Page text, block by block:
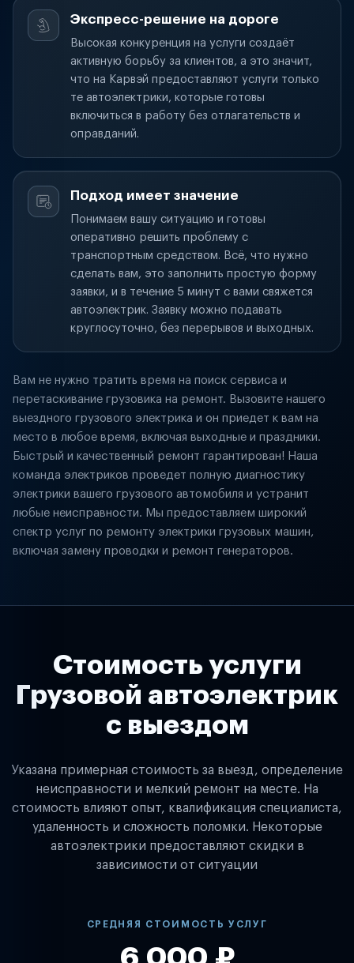
Экспресс-решение на дороге
Высокая конкуренция на услуги создаёт
активную борьбу за клиентов, а это значит,
что на Карвэй предоставляют услуги только
те автоэлектрики, которые готовы
включиться в работу без отлагательств и
оправданий.
Подход имеет значение
Понимаем вашу ситуацию и готовы
оперативно решить проблему с
транспортным средством. Всё, что нужно
сделать вам, это заполнить простую форму
заявки, и в течение 5 минут с вами свяжется
автоэлектрик. Заявку можно подавать
круглосуточно, без перерывов и выходных.
Вам не нужно тратить время на поиск сервиса и
перетаскивание грузовика на ремонт. Вызовите нашего
выездного грузового электрика и он приедет к вам на
место в любое время, включая выходные и праздники.
Быстрый и качественный ремонт гарантирован! Наша
команда электриков проведет полную диагностику
электрики вашего грузового автомобиля и устранит
любые неисправности. Мы предоставляем широкий
спектр услуг по ремонту электрики грузовых машин,
включая замену проводки и ремонт генераторов.
Стоимость услуги
Грузовой автоэлектрик
с выездом
Указана примерная стоимость за выезд, определение
неисправности и мелкий ремонт на месте. На
стоимость влияют опыт, квалификация специалиста,
удаленность и сложность поломки. Некоторые
автоэлектрики предоставляют скидки в
зависимости от ситуации
СРЕДНЯЯ СТОИМОСТЬ УСЛУГ